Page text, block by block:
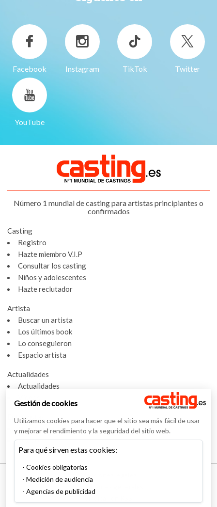
Facebook Instagram TikTok Twitter
YouTube
Número 1 mundial de casting para artistas principiantes o
confirmados
Casting
Registro
Hazte miembro V.I.P
Consultar los casting
Niños y adolescentes
Hazte reclutador
Artista
Buscar un artista
Los últimos book
Lo conseguieron
Espacio artista
Actualidades
Actualidades
Entrevistas
Nuestras entrevistas
Léxico
Gestión de cookies
Utilizamos cookies para hacer que el sitio sea más fácil de usar
y mejorar el rendimiento y la seguridad del sitio web.
Para qué sirven estas cookies:
Cookies obligatorias
Medición de audiencia
Agencias de publicidad